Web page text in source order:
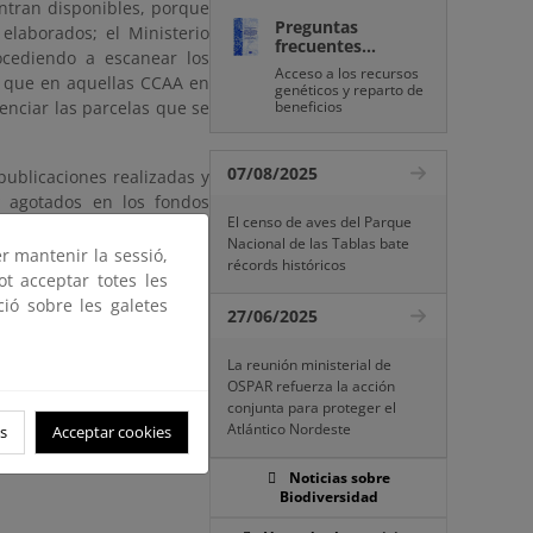
disponibles, porque
el Ministerio
a escanear los
en aquellas CCAA en
las parcelas que se
realizadas y
en los fondos
Preguntas
frecuentes...
Acceso a los recursos
genéticos y reparto de
beneficios
07/08/2025
El censo de aves del Parque
Nacional de las Tablas bate
récords históricos
27/06/2025
La reunión ministerial de
OSPAR refuerza la acción
conjunta para proteger el
Atlántico Nordeste
Noticias sobre
Biodiversidad
mantenir la sessió,
acceptar totes les
sobre les galetes
Acceptar cookies